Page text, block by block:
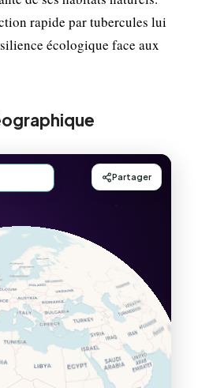
rapide par tubercules lui
écologique face aux